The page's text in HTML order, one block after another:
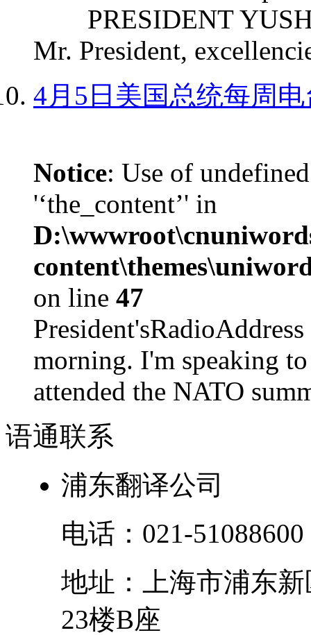
PRESIDENT
Mr. President,
4月5日美国总统每周
Notice: Use of
'‘the_content’' in
on line 47
morning. I'm speaking
attended the NATO
语通联系
浦东翻译公司
电话： 021-51088600
地址：
上海市浦东新
23楼B座